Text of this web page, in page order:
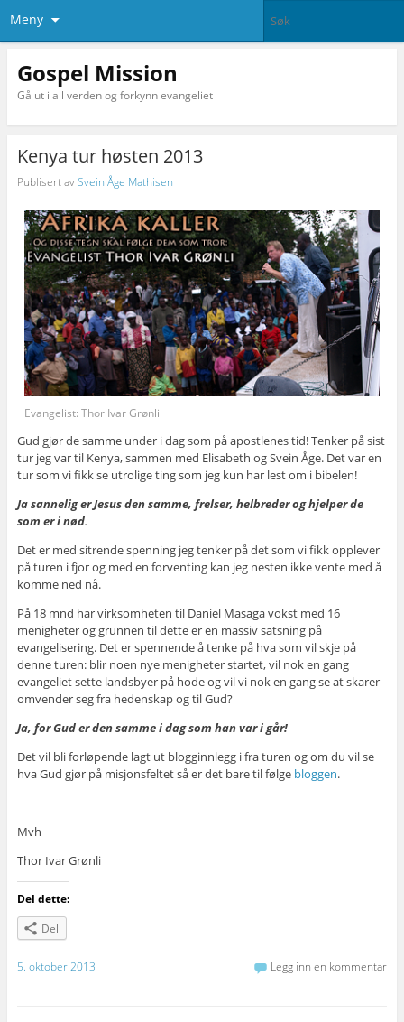
Meny
Gospel Mission
Gå ut i all verden og forkynn evangeliet
Kenya tur høsten 2013
Publisert avSvein Åge Mathisen
Evangelist: Thor Ivar Grønli
Gud gjør de samme under i dag som på apostlenes tid! Tenker på sist
tur jeg var til Kenya, sammen med Elisabeth og Svein Åge. Det var en
tur som vi fikk se utrolige ting som jeg kun har lest om i bibelen!
Ja sannelig er Jesus den samme, frelser, helbreder og hjelper de
som er i nød.
Det er med sitrende spenning jeg tenker på det som vi fikk opplever
på turen i fjor og med en forventing kan jeg nesten ikke vente med å
komme ned nå.
På 18 mnd har virksomheten til Daniel Masaga vokst med 16
menigheter og grunnen til dette er en massiv satsning på
evangelisering. Det er spennende å tenke på hva som vil skje på
denne turen: blir noen nye menigheter startet, vil nok en gang
evangeliet sette landsbyer på hode og vil vi nok en gang se at skarer
omvender seg fra hedenskap og til Gud?
Ja, for Gud er den samme i dag som han var i går!
Det vil bli forløpende lagt ut blogginnlegg i fra turen og om du vil se
hva Gud gjør på misjonsfeltet så er det bare til følge bloggen.
Mvh
Thor Ivar Grønli
Del dette:
Del
5. oktober 2013 Legg inn en kommentar